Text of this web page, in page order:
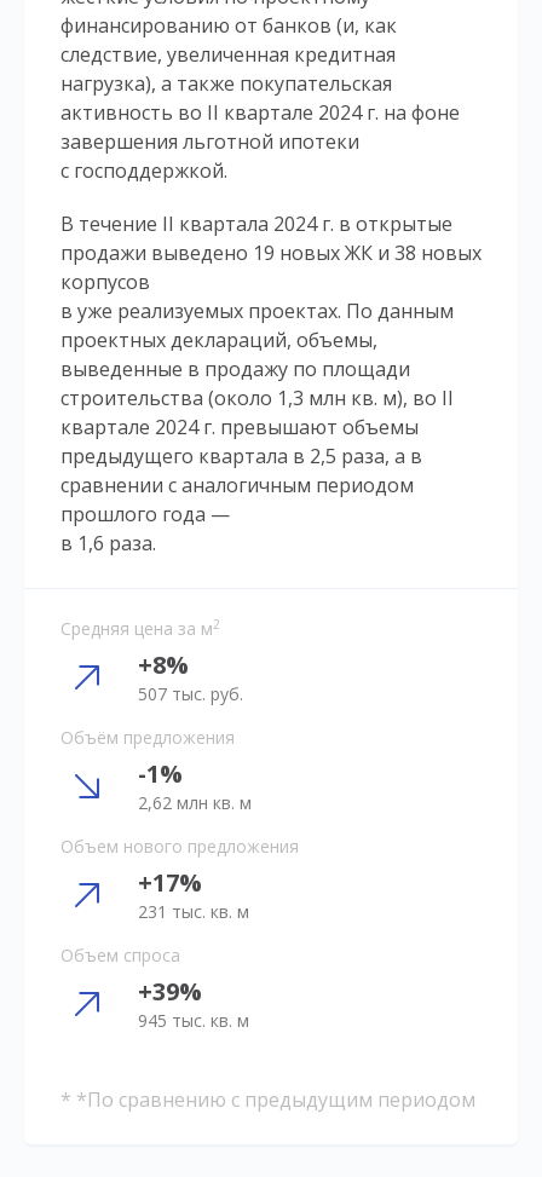
финансированию от банков (и, как
следствие, увеличенная кредитная
нагрузка), а также покупательская
активность во II квартале 2024 г. на фоне
завершения льготной ипотеки
с господдержкой.
В течение II квартала 2024 г. в открытые
продажи выведено 19 новых ЖК и 38 новых
корпусов
в уже реализуемых проектах. По данным
проектных деклараций, объемы,
выведенные в продажу по площади
строительства (около 1,3 млн кв. м), во II
квартале 2024 г. превышают объемы
предыдущего квартала в 2,5 раза, а в
сравнении с аналогичным периодом
прошлого года —
в 1,6 раза.
Средняя цена за м2
+8%
507 тыс. руб.
Объём предложения
-1%
2,62 млн кв. м
Объем нового предложения
+17%
231 тыс. кв. м
Объем спроса
+39%
945 тыс. кв. м
* *По сравнению с предыдущим периодом